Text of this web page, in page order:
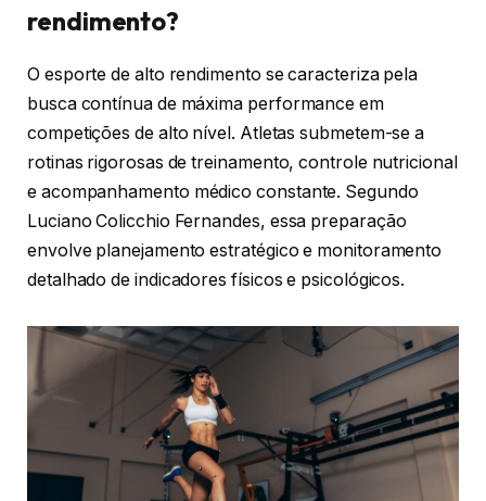
rendimento?
O esporte de alto rendimento se caracteriza pela
busca contínua de máxima performance em
competições de alto nível. Atletas submetem-se a
rotinas rigorosas de treinamento, controle nutricional
e acompanhamento médico constante. Segundo
Luciano Colicchio Fernandes, essa preparação
envolve planejamento estratégico e monitoramento
detalhado de indicadores físicos e psicológicos.